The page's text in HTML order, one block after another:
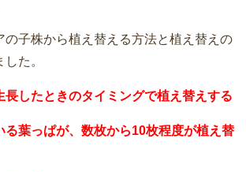
の子株から植え替える方法と植え替えの
た。
長したときのタイミングで植え替えする
る葉っぱが、数枚から10枚程度が植え替